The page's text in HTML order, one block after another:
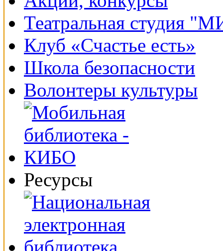
Театральная студия
Клуб «Счастье есть»
Школа безопасности
Волонтеры культуры
Ресурсы